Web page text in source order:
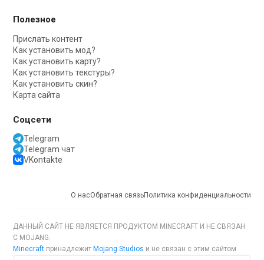
Полезное
Прислать контент
Как установить мод?
Как установить карту?
Как установить текстуры?
Как установить скин?
Карта сайта
Соцсети
Telegram
Telegram чат
VKontakte
О насОбратная связьПолитика конфиденциальности
ДАННЫЙ САЙТ НЕ ЯВЛЯЕТСЯ ПРОДУКТОМ MINECRAFT И НЕ СВЯЗАН
С MOJANG.
Minecraft принадлежит Mojang Studios и не связан с этим сайтом